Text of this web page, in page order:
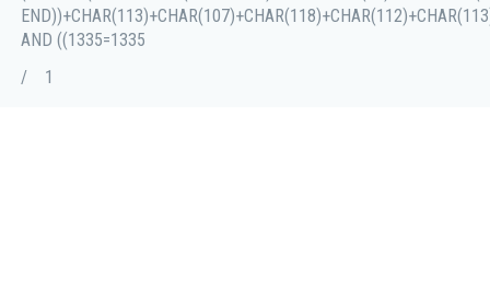
AND ((1335=1335
/
1